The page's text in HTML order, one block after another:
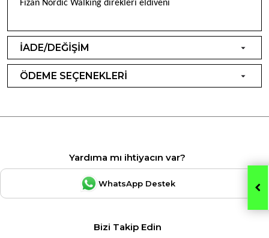
Fizan Nordic Walking direkleri eldiveni
İADE/DEĞİŞİM
ÖDEME SEÇENEKLERİ
Yardıma mı ihtiyacın var?
WhatsApp Destek
Bizi Takip Edin